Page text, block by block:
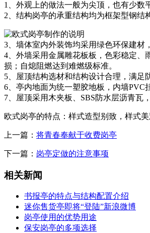
1、外观上的做法一般为尖顶，也有少数
2、结构岗亭的承重结构均为框架型钢结
3、墙体室内外装饰均采用绿色环保建材
4、外墙采用金属雕花板板，色彩稳定、
损；自熄阻燃达到难燃级标准。
5、屋顶结构选材和结构设计合理，满足
6、亭内地面为统一塑胶地板，内墙PVC
7、屋顶采用木夹板、SBS防水层沥青瓦
欧式岗亭的特点：样式造型别致，样式
上一篇： 将青春奉献于收费岗亭
下一篇： 岗亭定做的注意事项
相关新闻
书报亭的特点与结构配置介绍
迷你售货亭即将“登陆”新浪微博
岗亭使用的优势用途
保安岗亭的多项选择